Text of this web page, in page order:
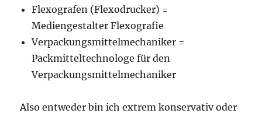
Flexografen (Flexodrucker) =
Mediengestalter Flexografie
Verpackungsmittelmechaniker =
Packmitteltechnologe für den
Verpackungsmittelmechaniker
Also entweder bin ich extrem konservativ oder